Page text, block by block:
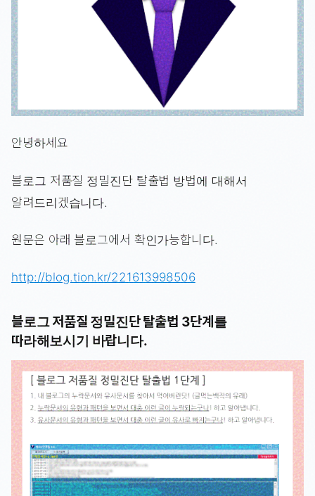
안녕하세요
블로그 저품질 정밀진단 탈출법 방법에 대해서
알려드리겠습니다.
원문은 아래 블로그에서 확인가능합니다.
http://blog.tion.kr/221613998506
블로그 저품질 정밀진단 탈출법 3단계를
따라해보시기 바랍니다.